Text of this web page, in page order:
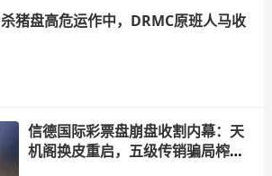
猪盘高危运作中，DRMC原班人马收
信德国际彩票盘崩盘收割内幕：天
机阁换皮重启，五级传销骗局榨干